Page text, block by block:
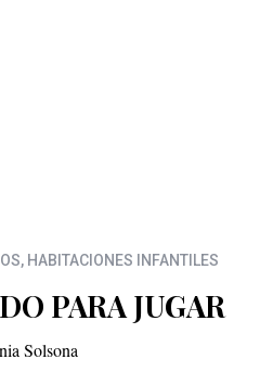
, HABITACIONES INFANTILES
PARA JUGAR
Solsona